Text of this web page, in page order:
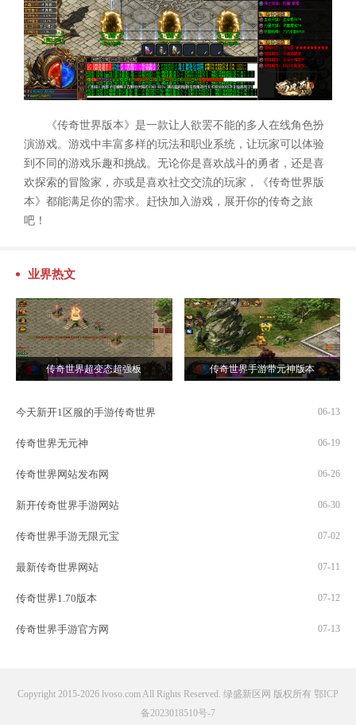
《传奇世界版本》是一款让人欲罢不能的多人在线角色扮
演游戏。游戏中丰富多样的玩法和职业系统，让玩家可以体验
到不同的游戏乐趣和挑战。无论你是喜欢战斗的勇者，还是喜
欢探索的冒险家，亦或是喜欢社交交流的玩家，《传奇世界版
本》都能满足你的需求。赶快加入游戏，展开你的传奇之旅
吧！
业界热文
传奇世界超变态超强板 传奇世界手游带元神版本
今天新开1区服的手游传奇世界 06-13
传奇世界无元神 06-19
传奇世界网站发布网 06-26
新开传奇世界手游网站 06-30
传奇世界手游无限元宝 07-02
最新传奇世界网站 07-11
传奇世界1.70版本 07-12
传奇世界手游官方网 07-13
Copyright 2015-2026 lvoso.com All Rights Reserved. 绿盛新区网 版权所有 鄂ICP
备2023018510号-7